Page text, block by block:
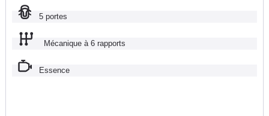
5 portes
Mécanique à 6 rapports
Essence